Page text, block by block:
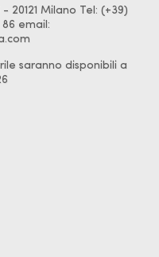
Milano Tel: (+39)
86 email:
saranno disponibili a